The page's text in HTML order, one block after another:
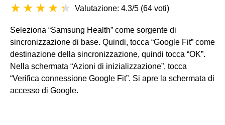
Valutazione: 4.3/5 (64 voti)
Seleziona “Samsung Health” come sorgente di
sincronizzazione di base. Quindi, tocca “Google Fit” come
destinazione della sincronizzazione, quindi tocca “OK”.
Nella schermata “Azioni di inizializzazione”, tocca
“Verifica connessione Google Fit”. Si apre la schermata di
accesso di Google.